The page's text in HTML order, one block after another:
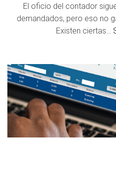
El oficio del contador
demandados, pero eso no
Existen ciertas…